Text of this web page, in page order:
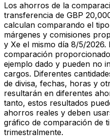
Los ahorros de la
transferencia de GBP
calculan comparando el
márgenes y comisiones
y Xe el mismo día 8/5/2026.
comparación
ejemplo dado y pueden no
cargos. Diferentes
de divisa, fechas, horas y
resultarán en diferentes
tanto, estos resultados
ahorros reales y deben
gráfico de comparación de
trimestralmente.